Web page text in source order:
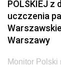
POLSKIEJ z
uczczenia
Warszawy
Monitor Polski